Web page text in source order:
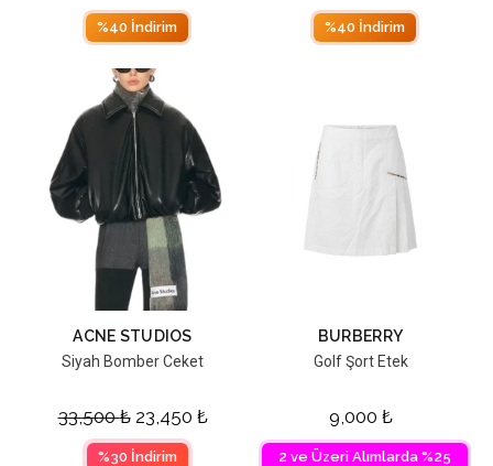
%40 İndirim %40 İndirim
ACNE STUDIOS
Siyah Bomber Ceket
33,500₺ 23,450 ₺
%30 İndirim
BURBERRY
Golf Şort Etek
9,000 ₺
2 ve Üzeri Alımlarda %25